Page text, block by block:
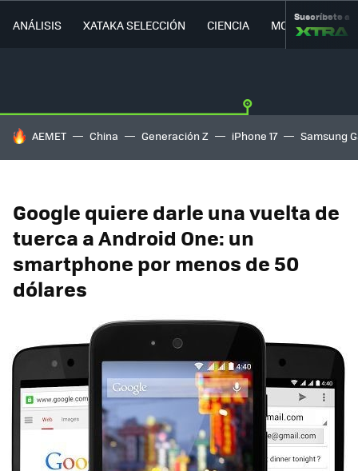
ANÁLISIS XATAKA SELECCIÓN CIENCIA MOVILIDAD
Suscríbete a
HOY SE HABLA DE
AEMET China Generación Z iPhone 17 Samsung
Google quiere darle una vuelta de
tuerca a Android One: un
smartphone por menos de 50
dólares